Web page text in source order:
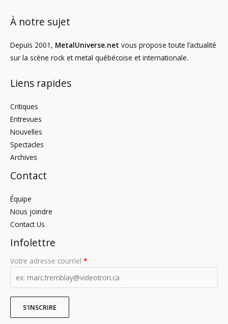
À notre sujet
Depuis 2001, MetalUniverse.net vous propose toute l’actualité
sur la scène rock et metal québécoise et internationale.
Liens rapides
Critiques
Entrevues
Nouvelles
Spectacles
Archives
Contact
Équipe
Nous joindre
Contact Us
Infolettre
Votre adresse courriel *